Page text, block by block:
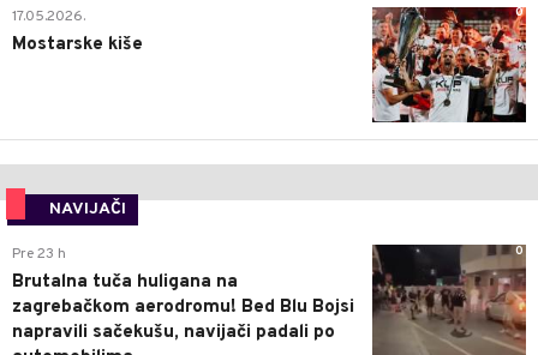
0
17.05.2026.
Mostarske kiše
NAVIJAČI
0
Pre 23 h
Brutalna tuča huligana na
zagrebačkom aerodromu! Bed Blu Bojsi
napravili sačekušu, navijači padali po